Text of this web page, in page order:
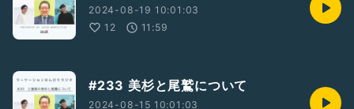
2024-08-19 10:01:03
12
11:59
#233 美杉と尾鷲について
2024-08-15 10:01:03